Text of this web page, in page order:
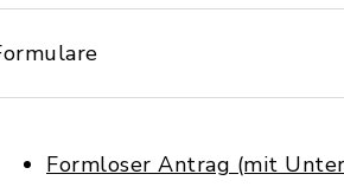
Formloser Antrag (mit